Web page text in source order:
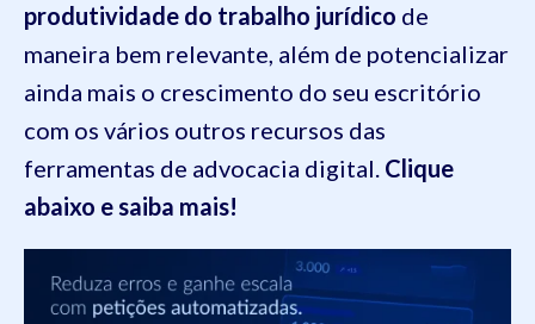
produtividade do trabalho jurídico de
maneira bem relevante, além de potencializar
ainda mais o crescimento do seu escritório
com os vários outros recursos das
ferramentas de advocacia digital. Clique
abaixo e saiba mais!